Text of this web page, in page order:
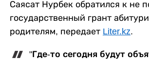
Саясат Нурбек обратился к не
государственный грант
родителям, передает Liter.kz.
"Где-то сегодня будут